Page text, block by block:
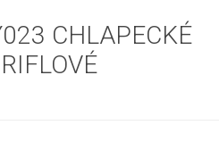
CHLAPECKÉ